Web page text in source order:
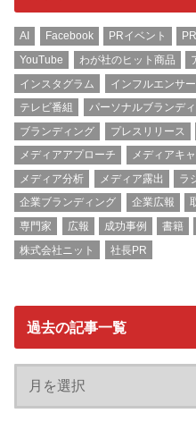
AI Facebook PRイベント
YouTube
わが社のヒット商品
インスタグラム
インフルエンサー
テレビ番組
パーソナルブランデ
ブランディング
プレスリリース
メディアアプローチ
メディアキ
メディア分析
メディア露出 ラ
企業ブランディング
企業広報
専門家
広報 成功事例 書籍
株式会社ニット
社長PR
過去の記事一覧